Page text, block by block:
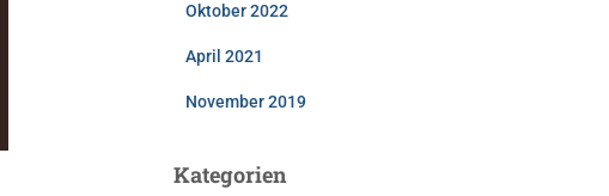
Oktober 2022
April 2021
November 2019
Kategorien